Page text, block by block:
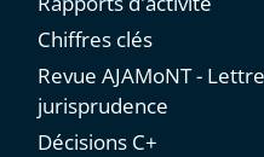
Chiffres clés
Revue AJAMoNT -
jurisprudence
Décisions C+